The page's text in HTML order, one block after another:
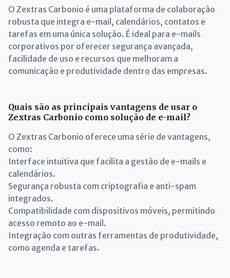
O Zextras Carbonio é uma plataforma de colaboração
robusta que integra e-mail, calendários, contatos e
tarefas em uma única solução. É ideal para e-mails
corporativos por oferecer segurança avançada,
facilidade de uso e recursos que melhoram a
comunicação e produtividade dentro das empresas.
Quais são as principais vantagens de usar o
Zextras Carbonio como solução de e-mail?
O Zextras Carbonio oferece uma série de vantagens,
como:
Interface intuitiva que facilita a gestão de e-mails e
calendários.
Segurança robusta com criptografia e anti-spam
integrados.
Compatibilidade com dispositivos móveis, permitindo
acesso remoto ao e-mail.
Integração com outras ferramentas de produtividade,
como agenda e tarefas.